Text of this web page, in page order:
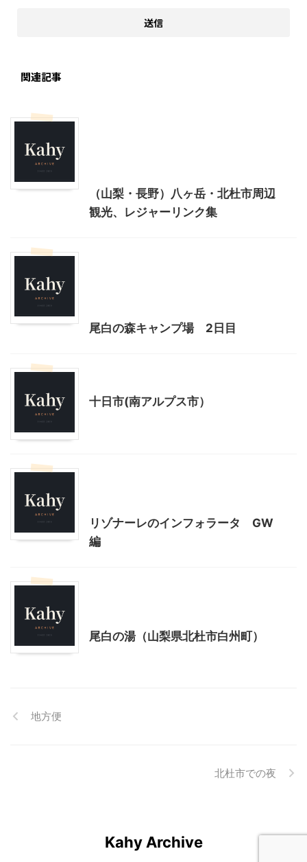
関連記事
（山梨・長野）八ヶ岳・北杜市周辺
観光、レジャーリンク集
尾白の森キャンプ場 2日目
十日市(南アルプス市）
リゾナーレのインフォラータ GW
編
尾白の湯（山梨県北杜市白州町）
地方便
北杜市での夜
Kahy Archive